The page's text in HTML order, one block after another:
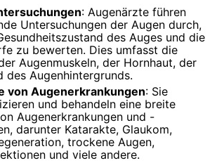
: Augenärzte führen
Untersuchungen der Augen durch,
des Auges und die
zu bewerten. Dies umfasst die
Augenmuskeln, der Hornhaut, der
des Augenhintergrunds.
von Augenerkrankungen: Sie
und behandeln eine breite
Augenerkrankungen und -
darunter Katarakte, Glaukom,
trockene Augen,
und viele andere.